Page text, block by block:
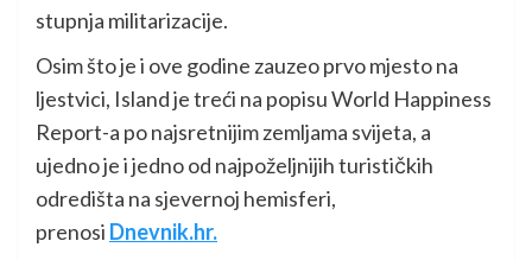
stupnja militarizacije.
Osim što je i ove godine zauzeo prvo mjesto na
ljestvici, Island je treći na popisu World Happiness
Report-a po najsretnijim zemljama svijeta, a
ujedno je i jedno od najpoželjnijih turističkih
odredišta na sjevernoj hemisferi,
prenosi Dnevnik.hr.